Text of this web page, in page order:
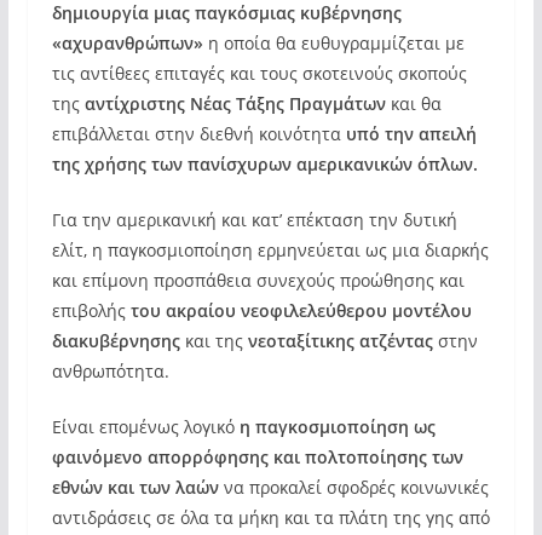
δημιουργία μιας παγκόσμιας κυβέρνησης
«αχυρανθρώπων» η οποία θα ευθυγραμμίζεται με
τις αντίθεες επιταγές και τους σκοτεινούς σκοπούς
της αντίχριστης Νέας Τάξης Πραγμάτωνκαι θα
επιβάλλεται στην διεθνή κοινότηταυπό την απειλή
της χρήσης των πανίσχυρων αμερικανικών όπλων.
Για την αμερικανική και κατ’ επέκταση την δυτική
ελίτ, η παγκοσμιοποίηση ερμηνεύεται ως μια διαρκής
και επίμονη προσπάθεια συνεχούς προώθησης και
επιβολής του ακραίου νεοφιλελεύθερου μοντέλου
διακυβέρνησηςκαι της νεοταξίτικης ατζένταςστην
ανθρωπότητα.
Είναι επομένως λογικό η παγκοσμιοποίηση ως
φαινόμενο απορρόφησης και πολτοποίησης των
εθνών και των λαώννα προκαλεί σφοδρές κοινωνικές
αντιδράσεις σε όλα τα μήκη και τα πλάτη της γης από